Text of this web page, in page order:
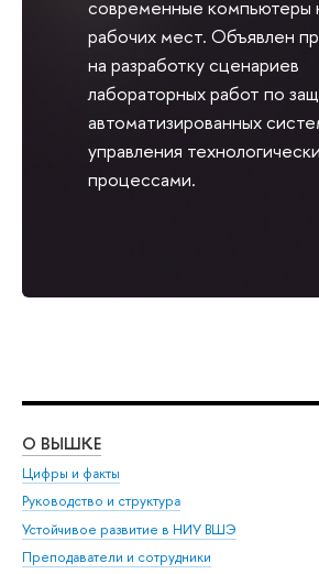
современные компьютеры
рабочих мест. Объявлен
на разработку сценариев
лабораторных работ по
автоматизированных
управления
процессами.
О ВЫШКЕ
Цифры и факты
Руководство и структура
Устойчивое развитие в НИУ ВШЭ
Преподаватели и сотрудники